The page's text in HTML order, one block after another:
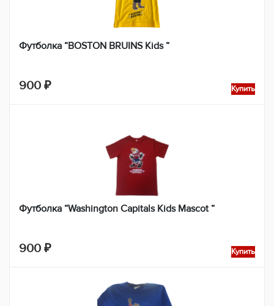
Футболка “BOSTON BRUINS Kids “
900 ₽ Купить
Футболка “Washington Capitals Kids Mascot “
900 ₽ Купить